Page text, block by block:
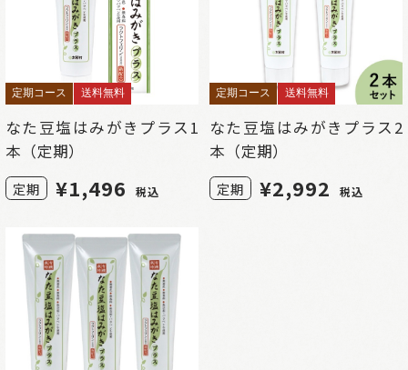
定期コース 送料無料
なた豆塩はみがきプラス1
本（定期）
定期 ¥1,496 税込
定期コース 送料無料
なた豆塩はみがきプラス2
本（定期）
定期 ¥2,992 税込